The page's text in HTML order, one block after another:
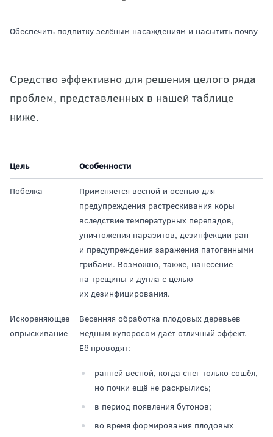
обеспечить подпитку зелёным насаждениям и насытить почву
Средство эффективно для решения целого ряда
проблем, представленных в нашей таблице
ниже.
Цель Особенности
Побелка
Применяется весной и осенью для
предупреждения растрескивания коры
вследствие температурных перепадов,
уничтожения паразитов, дезинфекции ран
и предупреждения заражения патогенными
грибами. Возможно, также, нанесение
на трещины и дупла с целью
их дезинфицирования.
Искореняющее
опрыскивание
Весенняя обработка плодовых деревьев
медным купоросом даёт отличный эффект.
Её проводят:
ранней весной, когда снег только сошёл,
но почки ещё не раскрылись;
в период появления бутонов;
во время формирования плодовых